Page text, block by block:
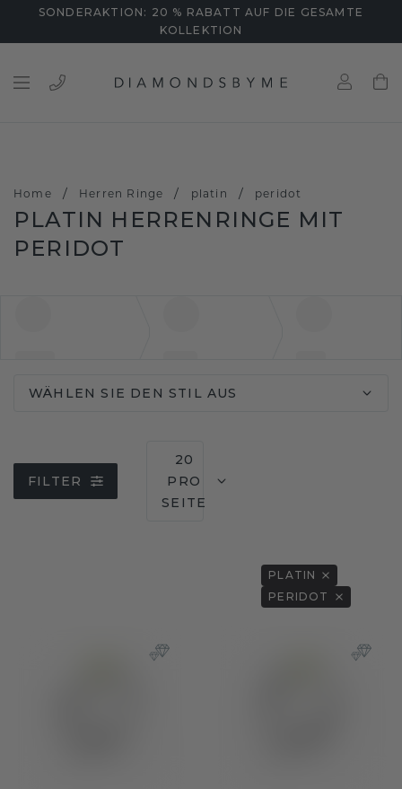
SONDERAKTION: 20 % RABATT AUF DIE GESAMTE
KOLLEKTION
Home / Herren Ringe / platin / peridot
PLATIN HERRENRINGE MIT
PERIDOT
WÄHLEN SIE DEN STIL AUS
FILTER
20
PRO
SEITE
PLATIN
PERIDOT